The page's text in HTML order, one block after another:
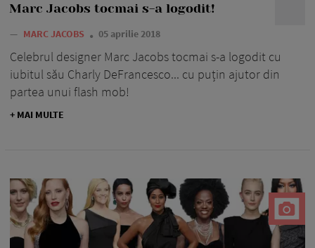
Marc Jacobs tocmai s-a logodit!
— MARC JACOBS 05 aprilie 2018
Celebrul designer Marc Jacobs tocmai s-a logodit cu
iubitul său Charly DeFrancesco... cu puțin ajutor din
partea unui flash mob!
+ MAI MULTE